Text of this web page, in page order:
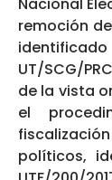
Nacional
remoción
UT/SCG/
de la vista
el
políticos,